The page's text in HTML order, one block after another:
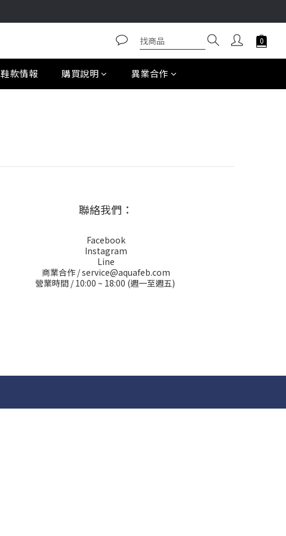
鞋款情報 購買說明 異業合作
聯絡我們：
Facebook
Instagram
Line
商業合作 / service@aquafeb.com
營業時間 / 10:00 ~ 18:00 (週一至週五)